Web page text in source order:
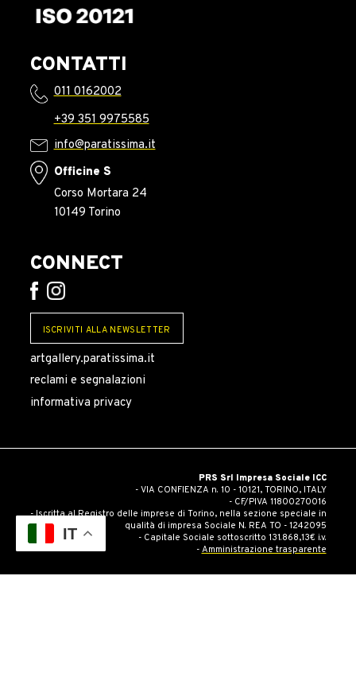
CONTATTI
011 0162002
+39 351 9975585
info@paratissima.it
Officine S
Corso Mortara 24
10149 Torino
CONNECT
ISCRIVITI ALLA NEWSLETTER
artgallery.paratissima.it
reclami e segnalazioni
informativa privacy
PRS Srl Impresa Sociale ICC
- VIA CONFIENZA n. 10 - 10121, TORINO, ITALY
- CF/PIVA 11800270016
- Iscritta al Registro delle imprese di Torino, nella sezione speciale in
qualità di impresa Sociale N. REA TO - 1242095
- Capitale Sociale sottoscritto 131.868,13€ i.v.
- Amministrazione trasparente
IT